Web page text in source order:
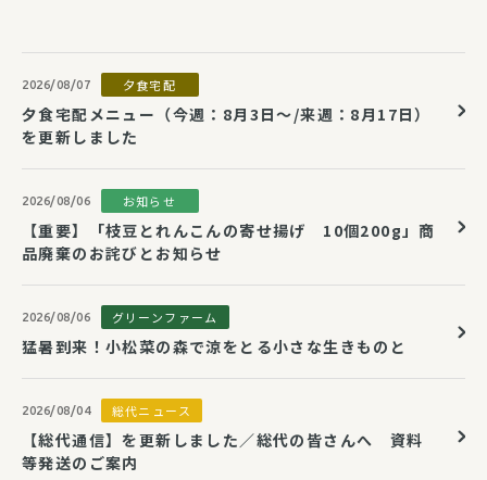
2026/08/07 夕食宅配
夕食宅配メニュー（今週：8月3日～/来週：8月17日）
を更新しました
2026/08/06 お知らせ
【重要】「枝豆とれんこんの寄せ揚げ 10個200g」商
品廃棄のお詫びとお知らせ
2026/08/06 グリーンファーム
猛暑到来！小松菜の森で涼をとる小さな生きものと
2026/08/04 総代ニュース
【総代通信】を更新しました／総代の皆さんへ 資料
等発送のご案内